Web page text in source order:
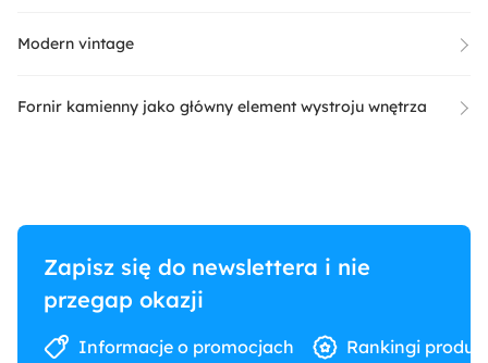
Modern vintage
Fornir kamienny jako główny element wystroju wnętrza
Zapisz się do newslettera i nie
przegap okazji
Informacje o promocjach Rankingi